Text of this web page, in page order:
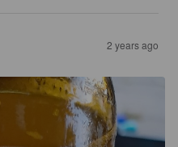
2 years ago